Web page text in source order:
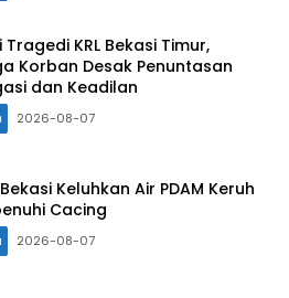
Tragedi KRL Bekasi Timur,
Korban Desak Penuntasan
dan Keadilan
2026-08-07
Keluhkan Air PDAM Keruh
Cacing
2026-08-07